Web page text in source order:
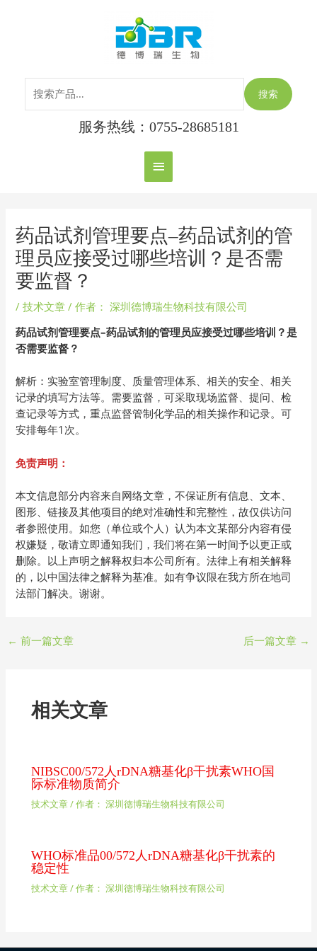
主
菜
单
搜索
服务热线：0755-28685181
药品试剂管理要点–药品试剂的管
理员应接受过哪些培训？是否需
要监督？
/技术文章 / 作者： 深圳德博瑞生物科技有限公司
药品试剂管理要点–药品试剂的管理员应接受过哪些培训？是
否需要监督？
解析：实验室管理制度、质量管理体系、相关的安全、相关
记录的填写方法等。需要监督，可采取现场监督、提问、检
查记录等方式，重点监督管制化学品的相关操作和记录。可
安排每年1次。
免责声明：
本文信息部分内容来自网络文章，不保证所有信息、文本、
图形、链接及其他项目的绝对准确性和完整性，故仅供访问
者参照使用。如您（单位或个人）认为本文某部分内容有侵
权嫌疑，敬请立即通知我们，我们将在第一时间予以更正或
删除。以上声明之解释权归本公司所有。法律上有相关解释
的，以中国法律之解释为基准。如有争议限在我方所在地司
法部门解决。谢谢。
← 前一篇文章 后一篇文章 →
相关文章
NIBSC00/572人rDNA糖基化β干扰素WHO国
际标准物质简介
技术文章/ 作者： 深圳德博瑞生物科技有限公司
WHO标准品00/572人rDNA糖基化β干扰素的
稳定性
技术文章/ 作者： 深圳德博瑞生物科技有限公司